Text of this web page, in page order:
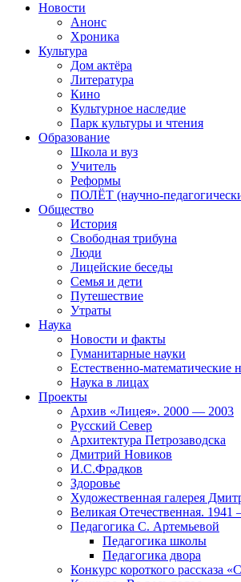
Новости
Анонс
Хроника
Культура
Дом актёра
Литература
Кино
Культурное наследие
Парк культуры и чтения
Образование
Школа и вуз
Учитель
Реформы
ПОЛЁТ (научно-
Общество
История
Свободная трибуна
Люди
Лицейские беседы
Семья и дети
Путешествие
Утраты
Наука
Новости и факты
Гуманитарные науки
Естественно-математические
Наука в лицах
Проекты
Архив «Лицея». 2000 — 2003
Русский Север
Архитектура Петрозаводска
Дмитрий Новиков
И.С.Фрадков
Здоровье
Художественная галерея
Великая Отечественная.
Педагогика С. Артемьевой
Педагогика школы
Педагогика двора
Конкурс короткого рассказа